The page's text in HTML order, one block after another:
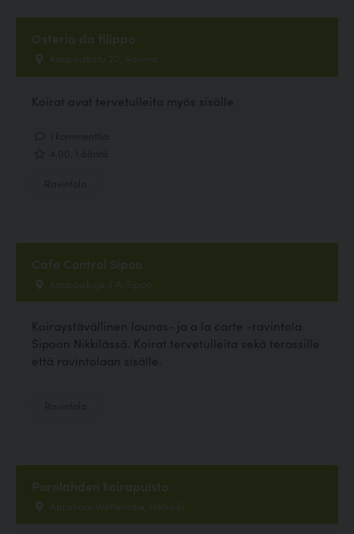
Osteria da filippo
Kauppakatu 20, Rauma
Koirat ovat tervetulleita myös sisälle
Cafe Control Sipoo
Kauppakuja 3 A, Sipoo
Koiraystävällinen lounas- ja a la carte -ravintola
Sipoon Nikkilässä. Koirat tervetulleita sekä terassille
että ravintolaan sisälle.
Porolahden koirapuisto
Abraham Wetterintie, Helsinki